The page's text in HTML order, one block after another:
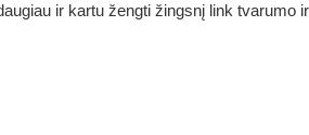
ir kartu žengti žingsnį link tvarumo